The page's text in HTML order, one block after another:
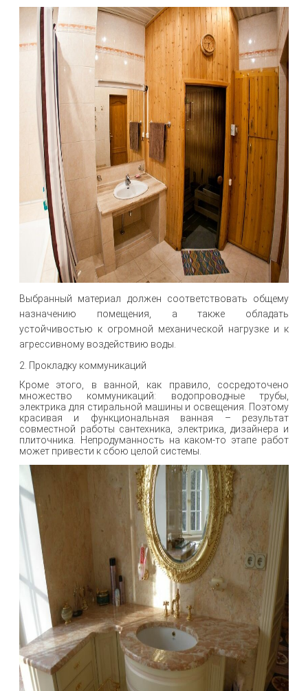
Выбранный материал должен соответствовать общему
назначению помещения, а также обладать
устойчивостью к огромной механической нагрузке и к
агрессивному воздействию воды.
2. Прокладку коммуникаций
Кроме этого, в ванной, как правило, сосредоточено
множество коммуникаций: водопроводные трубы,
электрика для стиральной машины и освещения. Поэтому
красивая и функциональная ванная – результат
совместной работы сантехника, электрика, дизайнера и
плиточника. Непродуманность на каком-то этапе работ
может привести к сбою целой системы.